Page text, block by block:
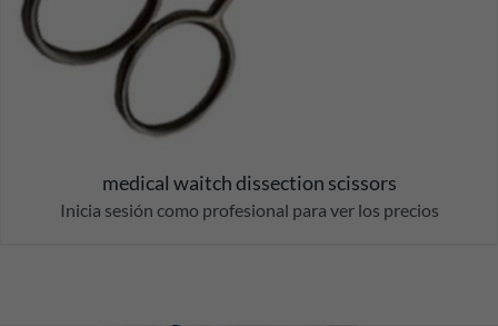
medical waitch dissection scissors
Inicia sesión como profesional para ver los precios